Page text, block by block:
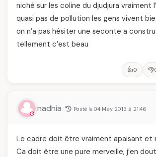
niché sur les coline du djudjura vraiment
quasi pas de pollution les gens vivent
on n’a pas hésiter une seconte a
tellement c’est beau
👍0 👎
nadhia Posté le 04 May 2013 à 21:46
Le cadre doit être vraiment apaisant et
Ca doit être une pure merveille, j’en